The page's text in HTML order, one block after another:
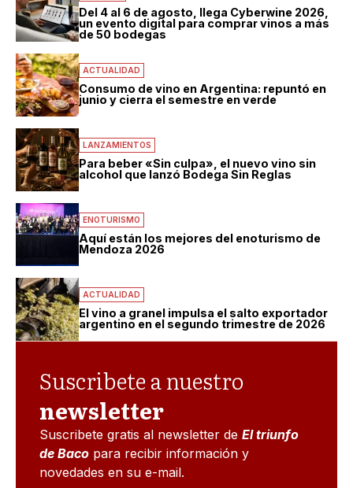
Del 4 al 6 de agosto, llega Cyberwine 2026,
un evento digital para comprar vinos a más
de 50 bodegas
ACTUALIDAD
Consumo de vino en Argentina: repuntó en
junio y cierra el semestre en verde
LANZAMIENTOS
Para beber «Sin culpa», el nuevo vino sin
alcohol que lanzó Bodega Sin Reglas
ENOTURISMO
Aquí están los mejores del enoturismo de
Mendoza 2026
ACTUALIDAD
El vino a granel impulsa el salto exportador
argentino en el segundo trimestre de 2026
Suscribete a nuestro
newsletter
Suscribete gratis al newsletter de El triunfo
de Baco para recibir información y
novedades en su e-mail.